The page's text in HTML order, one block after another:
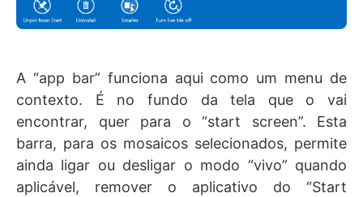
A “app bar” funciona aqui como um menu de
contexto. É no fundo da tela que o vai
encontrar, quer para o “start screen”. Esta
barra, para os mosaicos selecionados, permite
ainda ligar ou desligar o modo “vivo” quando
aplicável, remover o aplicativo do “Start